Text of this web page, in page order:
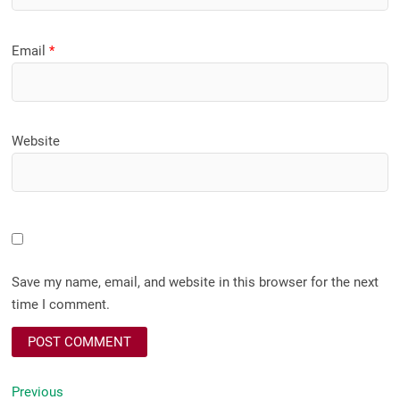
Email*
Website
Save my name, email, and website in this browser for the next
time I comment.
Post
Previous